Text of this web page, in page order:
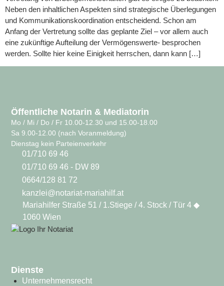
Neben den inhaltlichen Aspekten sind strategische Überlegungen
und Kommunikationskoordination entscheidend. Schon am
Anfang der Vertretung sollte das geplante Ziel – vor allem auch
eine zukünftige Aufteilung der Vermögenswerte- besprochen
werden. Sollte hier keine Einigkeit herrschen, dann kann […]
Öffentliche Notarin & Mediatorin
Mo / Mi / Do / Fr 10.00-12.30 und 15.00-18.00
Sa 9.00-12.00 (nach Voranmeldung)
Dienstag kein Parteienverkehr
01/710 69 46
01/710 69 46 - DW 89
0664/128 81 72
kanzlei@notariat-mariahilf.at
Mariahilfer Straße 51 / 1.Stiege / 4. Stock / Tür 4 ◆
1060 Wien
Dienste
Unternehmensrecht